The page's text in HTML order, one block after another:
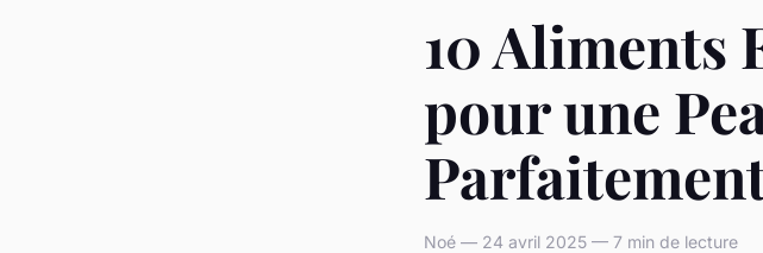
10 Aliments
pour une
Noé — 24 avril 2025 — 7 min de lecture